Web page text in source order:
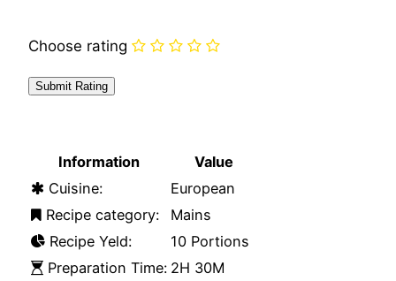
Choose rating
Information Value
 Cuisine: European
 Recipe category: Mains
 Recipe Yeld: 10 Portions
 Preparation Time: 2H 30M